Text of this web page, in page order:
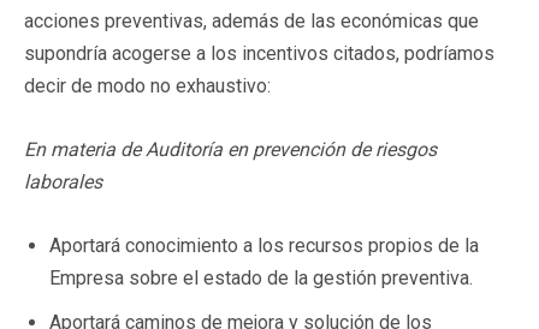
acciones preventivas, además de las económicas que
supondría acogerse a los incentivos citados, podríamos
decir de modo no exhaustivo:
En materia de Auditoría en prevención de riesgos
laborales
Aportará conocimiento a los recursos propios de la
Empresa sobre el estado de la gestión preventiva.
Aportará caminos de mejora y solución de los